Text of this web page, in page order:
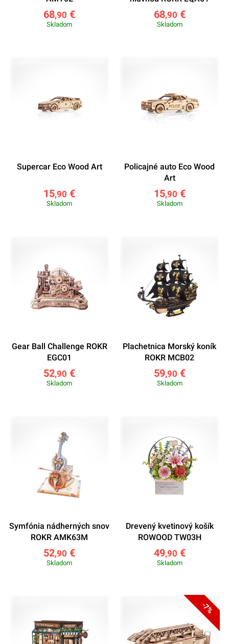
68,90 €
Skladom
68,90 €
Skladom
Supercar Eco Wood Art
15,90 €
Skladom
Policajné auto Eco Wood
Art
15,90 €
Skladom
Gear Ball Challenge ROKR
EGC01
52,90 €
Skladom
Plachetnica Morský koník
ROKR MCB02
59,90 €
Skladom
Symfónia nádherných snov
ROKR AMK63M
52,90 €
Skladom
Drevený kvetinový košík
ROWOOD TW03H
49,90 €
Skladom
-7%